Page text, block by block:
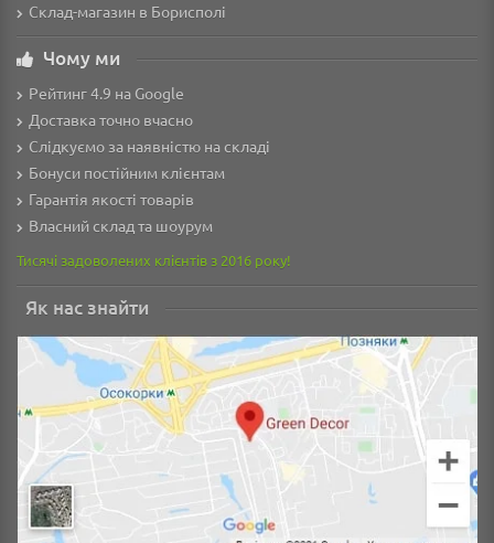
Склад-магазин в Борисполі
Чому ми
Рейтинг 4.9 на Google
Доставка точно вчасно
Слідкуємо за наявністю на складі
Бонуси постійним клієнтам
Гарантія якості товарів
Власний склад та шоурум
Тисячі задоволених клієнтів з 2016 року!
Як нас знайти